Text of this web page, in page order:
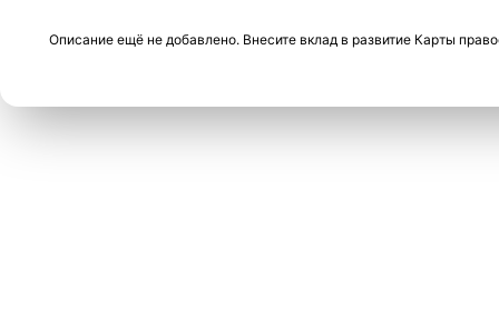
Описание ещё не добавлено. Внесите вклад в развитие Карты